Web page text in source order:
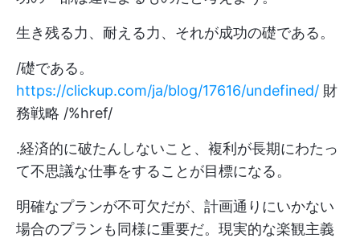
生き残る力、耐える力、それが成功の礎である。
/礎である。
https://clickup.com/ja/blog/17616/undefined/ 財
務戦略 /%href/
.経済的に破たんしないこと、複利が長期にわたっ
て不思議な仕事をすることが目標になる。
明確なプランが不可欠だが、計画通りにいかない
場合のプランも同様に重要だ。現実的な楽観主義